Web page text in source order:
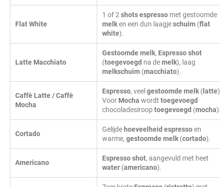
Flat White
1 of 2shotsespresso met gestoomde
melken een dun laagjeschuim (flat
white).
Latte Macchiato
Gestoomdemelk, Espressoshot
(toegevoegd na demelk), laag
melkschuim (macchiato).
Caffè Latte / Caffè
Mocha
Espresso, veel gestoomdemelk( latte
Voor Mocha wordt toegevoegd
chocoladesiroop toegevoegd (mocha
Cortado
Gelijde hoeveelheid espressoen
warme, gestoomdemelk(cortado).
Americano
Espressoshot, aangevuld met heet
water (americano).